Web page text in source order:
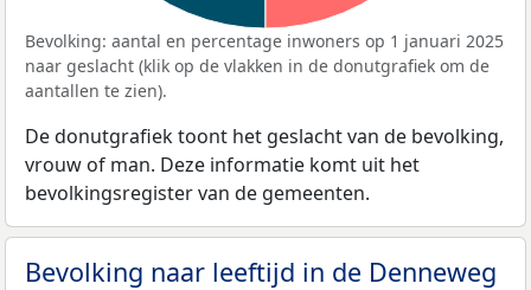
Bevolking: aantal en percentage inwoners op 1 januari 2025
naar geslacht (klik op de vlakken in de donutgrafiek om de
aantallen te zien).
De donutgrafiek toont het geslacht van de bevolking,
vrouw of man. Deze informatie komt uit het
bevolkingsregister van de gemeenten.
Bevolking naar leeftijd in de Denneweg